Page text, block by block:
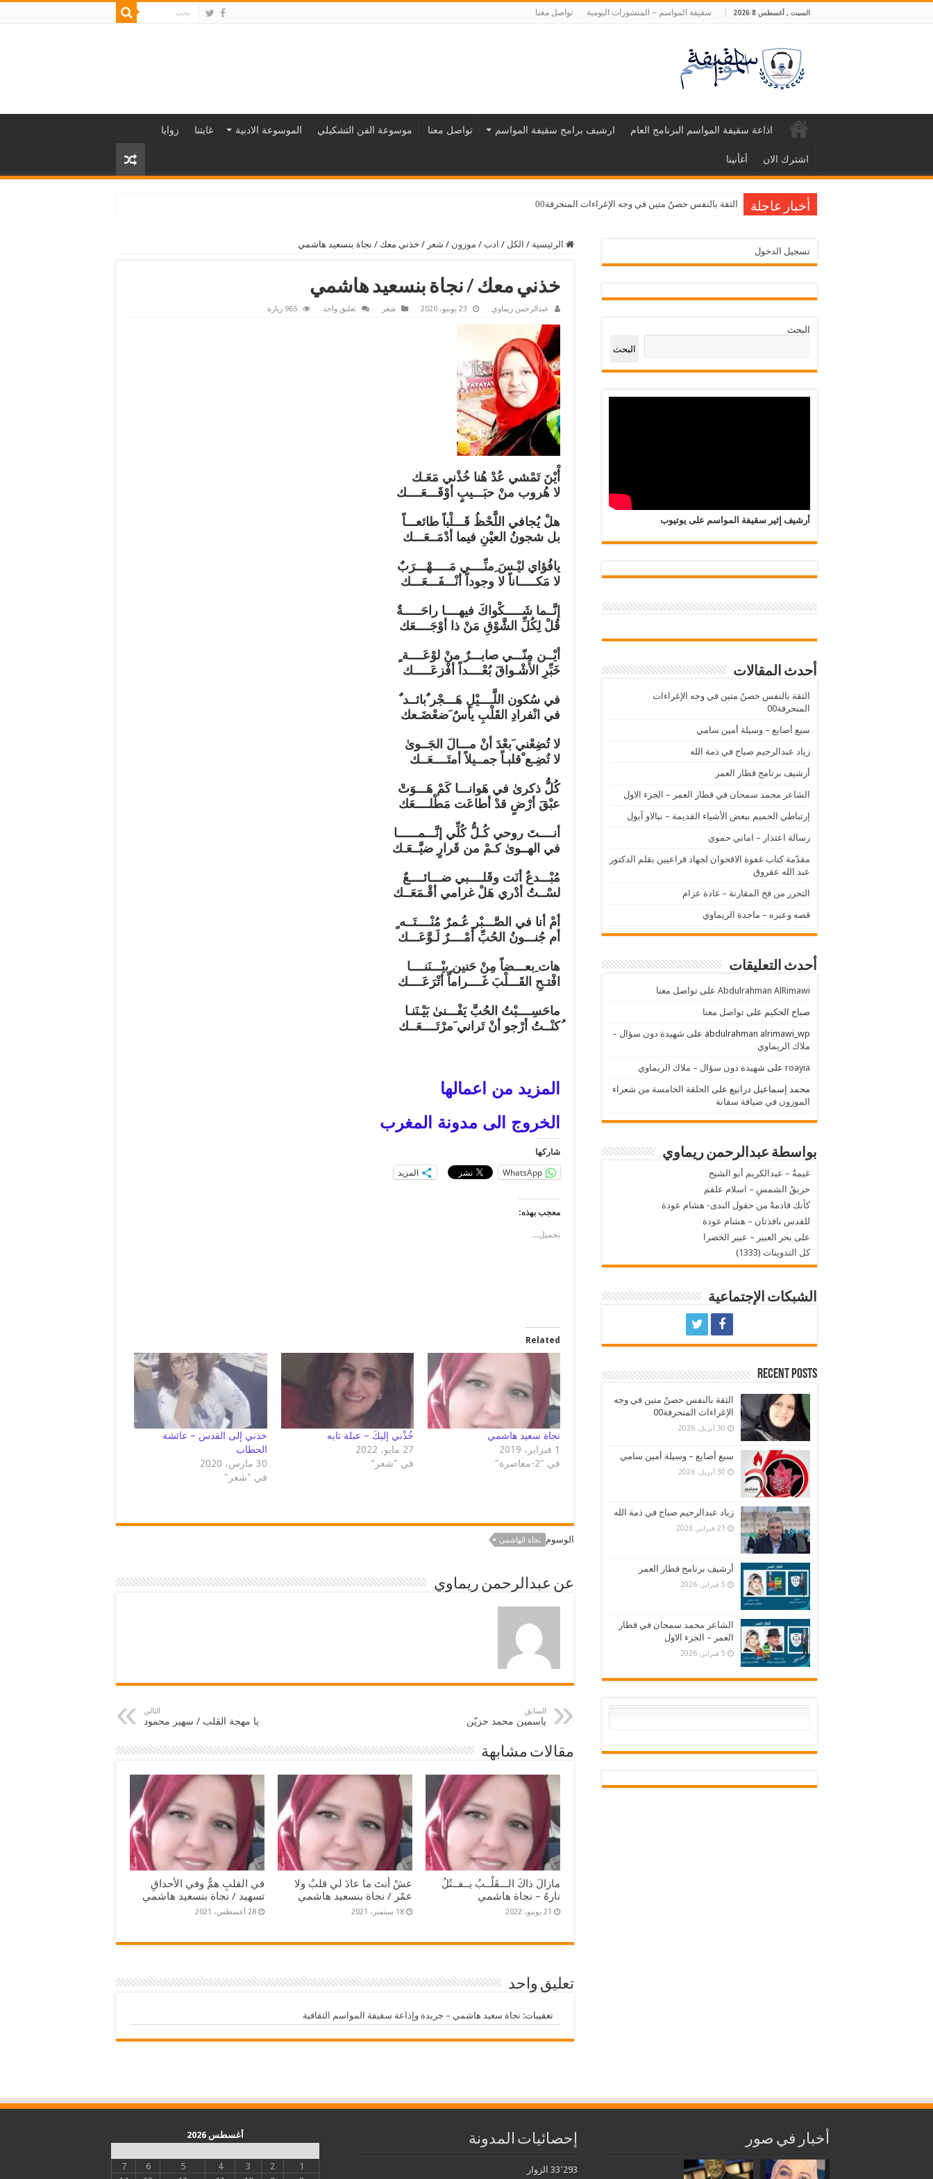
السبت , أغسطس 8 2026 سقيفة المواسم – المنشورات اليومية تواصل معنا
اذاعة سقيفة المواسم البرنامج العام ارشيف برامج سقيفة المواسم تواصل معنا موسوعة الفن التشكيلي الموسوعة الادبية غايتنا زوايا
اشترك الان أغأنينا
أخبار عاجلة الثقة بالنفس حصنٌ متين في وجه الإغراءات المنحرفة00
الرئيسية / الكل / ادب / موزون / شعر / خذني معك / نجاة بنسعيد هاشمي
خذني معك / نجاة بنسعيد هاشمي
عبدالرحمن ريماوي 23 يونيو، 2020 شعر تعليق واحد 965 زيارة
أْيْنَ تَمْشي عُدْ هُنا خُذْني مَعَـك
لا هُروب منْ حبَـــيبٍ أوْقَـــعَــــك
هلْ يُجافي اللَّحْظُ قَـــلْباً طائعـــاً
بل شجونُ العيْنِ فيما أدْمَــعَـــك
يافُؤاي ليْـسَ ِمنِّــــي مَـــــهْـــرَبٌ
لا مَكـــــاناً لا وجوداً أنْـــفَـــعَـــك
إنَّــما شَـــــكْواكَ فيهــــا راحَـــــةٌ
قُلْ لِكُلِّ الشَّوْقِ مَنْ ذا أوْجَــــعَك
أيْــن مِنّـــي صابـــرٌ منْ لوْعَــــة ٍ
خَبِّرِ الأشْـواقَ بُعْــــداً أفْزعَـــــك
في سُكون اللَّــــيْلِ هَـــجْر ٌبائــد ٌ
في انْفرادِ القَلْبِ يأسٌ َضعْضَـعك
لا تُضِعْني َبعْدَ أنْ مـــالَ الجَــوىٰ
لا تُضِـع ْقلبـاً جمــيلاً أمتَــــعَــك
كُلُّ ذكرىٰ في هَوانـــا كَمْ هَـــوَتْ
عبْقَ أرْضٍ قدْ أطاعَت مَطْلــــعَك
أنــــتَ روحي كُـلُّ كُلِّي إنَّـــمــــــا
في الهــوىٰ كـمْ من قَرارٍ ضيَّــعَـك
مُبْـــدعٌ أنَت وقَلــــبي ضـــائــــعٌ
لسْــتُ أدْري هَلْ غرامي أقْـمَعَــك
أمْ أنا في الصَّـــبْر عُـمرٌ مُنْــــتَــه ٍ
أم جُنـــونُ الحُبِّ أَمْــــرٌ لَـوَّعَـــك
هات ِبعـــضاً مِنْ حَنين ٍبيْـــنَنــــا
افْتـحِ القَـــلْبَ غَــــراماً أتْرَعَــــك
ماحَسِــــبْتُ الحُبَّ يَفْـــنىٰ بَيْـنَنـا
ُكنْــتُ أرْجو أنْ تَراني َمرْتَــــعَــك
المزيد من اعمالها
الخروج الى مدونة المغرب
شاركها
WhatsApp المزيد
معجب بهذه:
تحميل...
Related
نجاة سعيد هاشمي
1 فبراير، 2019
في "2-معاصرة"
خُذْني إليكَ – عبلة تايه
27 مايو، 2022
في "شعر"
خذني إلى القدس – عائشة
الحطاب
30 مارس، 2020
في "شعر"
الوسوم نجاة الهاشمي
عن عبدالرحمن ريماوي
السابق
ياسمين محمد حزيّن
التالي
يا مهجة القلب / سهير محمود
مقالات مشابهة
مازالَ ذاكَ الـــقَلْــبُ يــفــتُلُ
نارهُ – نجاة هاشمي
21 يونيو، 2022
عشْ أنتَ ما عادَ لي قلبٌ ولا
عمْر / نجاة بنسعيد هاشمي
18 سبتمبر، 2021
في القلبِ همٌّ وفي الأحداقِ
تسهيد / نجاة بنسعيد هاشمي
28 أغسطس، 2021
تعليق واحد
تعقيبات: نجاة سعيد هاشمي – جريدة وإذاعة سقيفة المواسم الثقافية
تسجيل الدخول
البحث
البحث
أرشيف إثير سقيفة المواسم على يوتيوب
أحدث المقالات
الثقة بالنفس حصنٌ متين في وجه الإغراءات
المنحرفة00
سبع أصابع – وسيلة أمين سامي
زياد عبدالرحيم صباح في ذمة الله
أرشيف برنامج قطار العمر
الشاعر محمد سمحان في قطار العمر – الجزء الاول
إرتباطي الحميم ببعض الأشياء القديمة – نيالاو آيول
رسالة اعتذار – اماني حموي
مقدّمة كتاب غفوة الاقحوان لجهاد قراعيين بقلم الدكتور
عبد الله عقروق
التحرر من فخ المقارنة – غادة عزام
قصه وعبره – ماجدة الريماوي
أحدث التعليقات
Abdulrahman AlRimawi على تواصل معنا
صباح الحكيم على تواصل معنا
abdulrahman alrimawi_wp على شهيدة دون سؤال –
ملاك الريماوي
roayia على شهيدة دون سؤال – ملاك الريماوي
محمد إسماعيل درابيع على الحلقة الخامسة من شعراء
الموزون في ضيافة سفانة
بواسطة عبدالرحمن ريماوي
غيمةٌ – عبدالكريم أبو الشيح
حريقُ الشمسِ – اسلام علقم
كأنك قادمةً من حقول الندى- هشام عودة
للقدس نافذتان – هشام عودة
على بحر العبير – عبير الخضرا
كل التدوينات (1333)
الشبكات الإجتماعية
Recent Posts
الثقة بالنفس حصنٌ متين في وجه
الإغراءات المنحرفة00
30 أبريل، 2026
سبع أصابع – وسيلة أمين سامي
30 أبريل، 2026
زياد عبدالرحيم صباح في ذمة الله
21 فبراير، 2026
أرشيف برنامج قطار العمر
5 فبراير، 2026
الشاعر محمد سمحان في قطار
العمر – الجزء الاول
5 فبراير، 2026
أخبار في صور إحصائيات المدونة
33٬293 الزوار
أغسطس 2026
1
2
3
4
5
6
7